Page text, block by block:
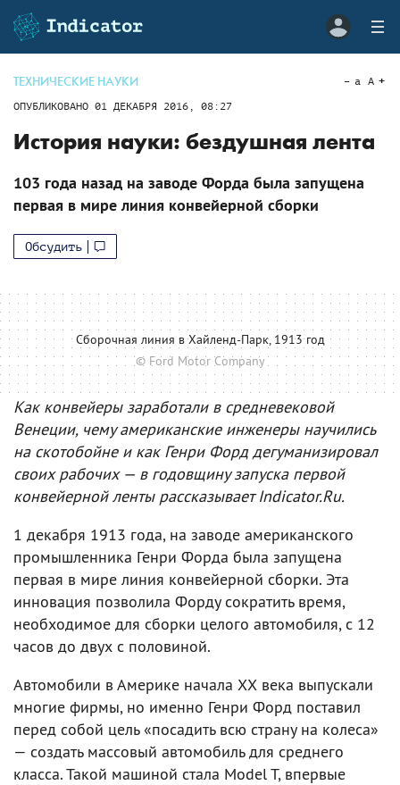
ТЕХНИЧЕСКИЕ НАУКИ
ОПУБЛИКОВАНО 01 ДЕКАБРЯ 2016, 08:27
a A
История науки: бездушная лента
103 года назад на заводе Форда была запущена
первая в мире линия конвейерной сборки
Обсудить
Сборочная линия в Хайленд-Парк, 1913 год
© Ford Motor Company
Как конвейеры заработали в средневековой
Венеции, чему американские инженеры научились
на скотобойне и как Генри Форд дегуманизировал
своих рабочих — в годовщину запуска первой
конвейерной ленты рассказывает Indicator.Ru.
1 декабря 1913 года, на заводе американского
промышленника Генри Форда была запущена
первая в мире линия конвейерной сборки. Эта
инновация позволила Форду сократить время,
необходимое для сборки целого автомобиля, с 12
часов до двух с половиной.
Автомобили в Америке начала ХХ века выпускали
многие фирмы, но именно Генри Форд поставил
перед собой цель «посадить всю страну на колеса»
— создать массовый автомобиль для среднего
класса. Такой машиной стала Model T, впервые